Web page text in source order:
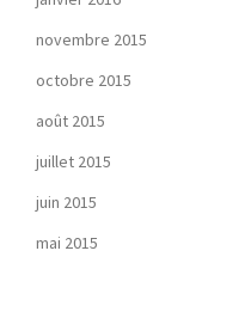
novembre 2015
octobre 2015
août 2015
juillet 2015
juin 2015
mai 2015